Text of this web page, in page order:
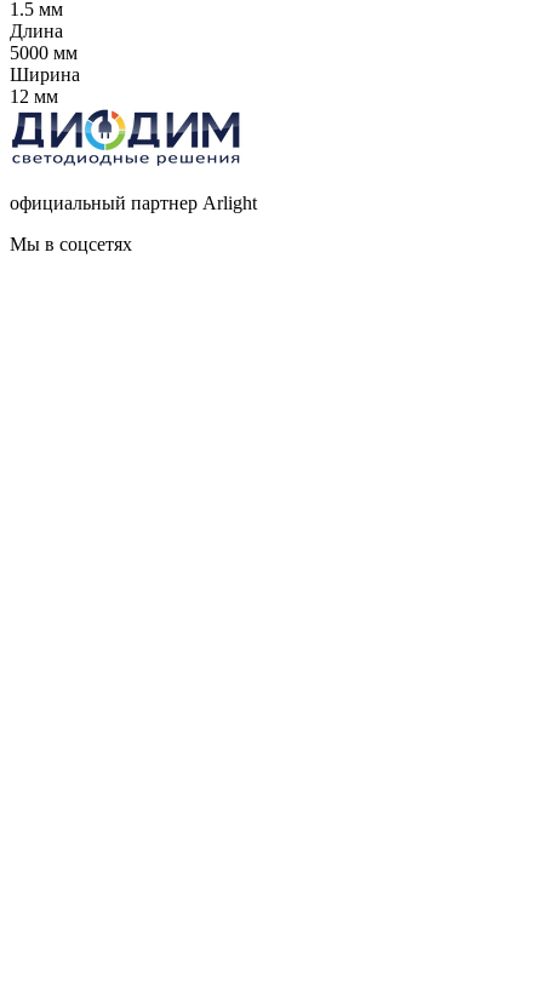
1.5 мм
Длина
5000 мм
Ширина
12 мм
официальный партнер Arlight
Мы в соцсетях